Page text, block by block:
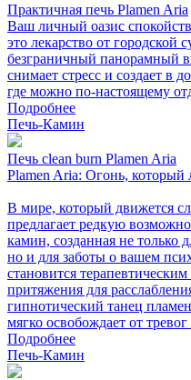
Практичная печь Plamen Aria
Ваш личный оазис
это лекарство от городской
безграничный панорамный
снимает стресс и создает в
где можно по-настоящему
Подробнее
Печь-Камин
Печь clean burn Plamen Aria
Plamen Aria: Огонь, который
В мире, который движется
предлагает редкую
камин, созданная не только
но и для заботы о вашем
становится
притяжения для
гипнотический танец
мягко освобождает от
Подробнее
Печь-Камин